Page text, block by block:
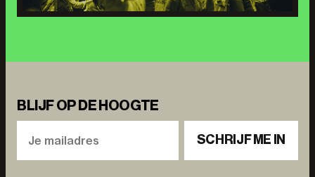
BLIJF OP DE HOOGTE
SCHRIJF ME IN